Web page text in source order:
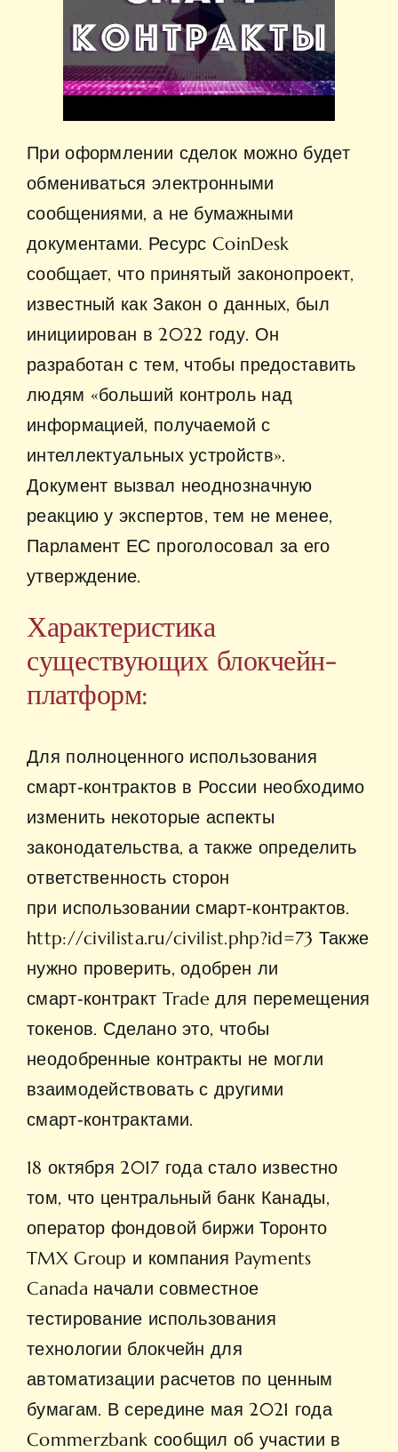
При оформлении сделок можно будет
обмениваться электронными
сообщениями, а не бумажными
документами. Ресурс CoinDesk
сообщает, что принятый законопроект,
известный как Закон о данных, был
инициирован в 2022 году. Он
разработан с тем, чтобы предоставить
людям «больший контроль над
информацией, получаемой с
интеллектуальных устройств».
Документ вызвал неоднозначную
реакцию у экспертов, тем не менее,
Парламент ЕС проголосовал за его
утверждение.
Характеристика
существующих блокчейн-
платформ:
Для полноценного использования
смарт‑контрактов в России необходимо
изменить некоторые аспекты
законодательства, а также определить
ответственность сторон
при использовании смарт‑контрактов.
http://civilista.ru/civilist.php?id=73 Также
нужно проверить, одобрен ли
смарт‑контракт Trade для перемещения
токенов. Сделано это, чтобы
неодобренные контракты не могли
взаимодействовать с другими
смарт‑контрактами.
18 октября 2017 года стало известно
том, что центральный банк Канады,
оператор фондовой биржи Торонто
TMX Group и компания Payments
Canada начали совместное
тестирование использования
технологии блокчейн для
автоматизации расчетов по ценным
бумагам. В середине мая 2021 года
Commerzbank сообщил об участии в